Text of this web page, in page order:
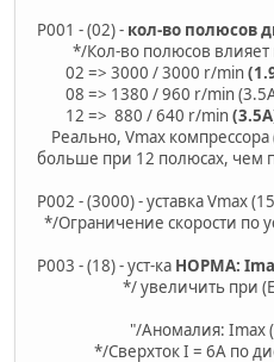
P001 - (02) - кол-во полюсов
*/Кол-во полюсов влияет
02 => 3000 / 3000 r/min
08 => 1380 / 960 r/min
12 => 880 / 640 r/min
Реально, Vmax компрессора
больше при 12 полюсах, чем
P002 - (3000) - уставка Vmax
*/Ограничение скорости по
P003 - (18) - уст-ка НОРМА:
*/ увеличить при
"/Аномалия: Imax
*/Сверхток I = 6A по